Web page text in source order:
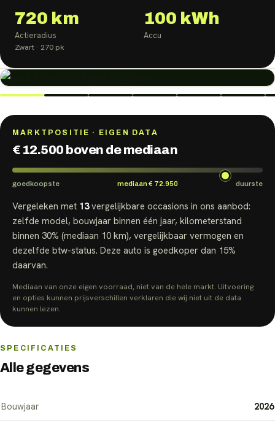
720 km
Actieradius
100 kWh
Accu
Zwart · 270 pk
MARKTPOSITIE · EIGEN DATA
€ 12.500 boven de mediaan
goedkoopste mediaan€ 72.950 duurste
Vergeleken met 13vergelijkbare occasions in ons aanbod:
zelfde model, bouwjaar binnen één jaar, kilometerstand
binnen 30% (mediaan 10 km), vergelijkbaar vermogen en
dezelfde btw-status. Deze auto is goedkoper dan 15%
daarvan.
Mediaan van onze eigen voorraad, niet van de hele markt. Uitvoering
en opties kunnen prijsverschillen verklaren die wij niet uit de data
kunnen lezen.
SPECIFICATIES
Alle gegevens
Bouwjaar 2026